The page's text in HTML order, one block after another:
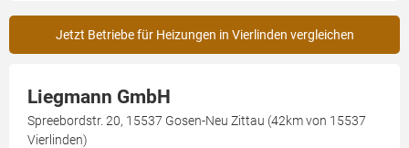
Jetzt Betriebe für Heizungen in Vierlinden vergleichen
Liegmann GmbH
Spreebordstr. 20, 15537 Gosen-Neu Zittau (42km von 15537
Vierlinden)